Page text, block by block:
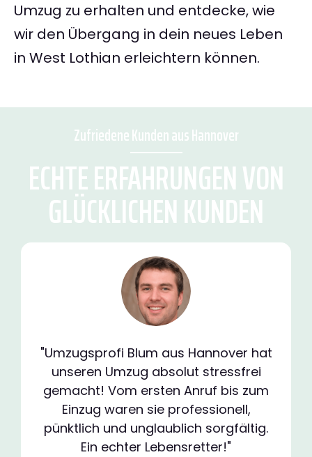
Umzug zu erhalten und entdecke, wie
wir den Übergang in dein neues Leben
in West Lothian erleichtern können.
Zufriedene Kunden aus Hannover
ECHTE ERFAHRUNGEN VON
GLÜCKLICHEN KUNDEN
"Umzugsprofi Blum aus Hannover hat
unseren Umzug absolut stressfrei
gemacht! Vom ersten Anruf bis zum
Einzug waren sie professionell,
pünktlich und unglaublich sorgfältig.
Ein echter Lebensretter!"